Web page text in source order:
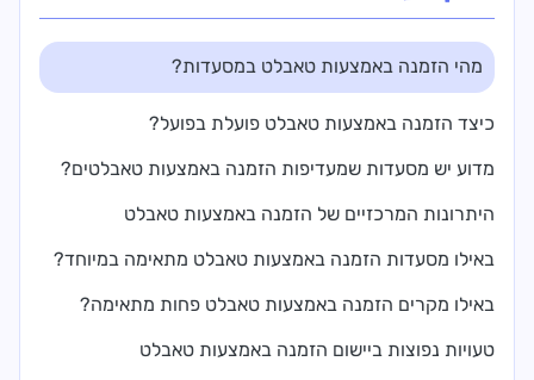
מהי הזמנה באמצעות טאבלט במסעדות?
כיצד הזמנה באמצעות טאבלט פועלת בפועל?
מדוע יש מסעדות שמעדיפות הזמנה באמצעות טאבלטים?
היתרונות המרכזיים של הזמנה באמצעות טאבלט
באילו מסעדות הזמנה באמצעות טאבלט מתאימה במיוחד?
באילו מקרים הזמנה באמצעות טאבלט פחות מתאימה?
טעויות נפוצות ביישום הזמנה באמצעות טאבלט